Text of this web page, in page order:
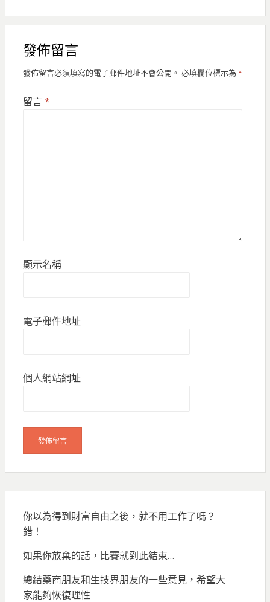
發佈留言
發佈留言必須填寫的電子郵件地址不會公開。 必填欄位標示為 *
留言*
顯示名稱
電子郵件地址
個人網站網址
你以為得到財富自由之後，就不用工作了嗎？
錯！
如果你放棄的話，比賽就到此結束…
總結藥商朋友和生技界朋友的一些意見，希望大
家能夠恢復理性